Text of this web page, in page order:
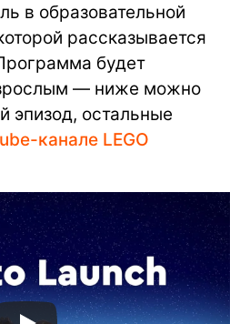
в образовательной
рассказывается
будет
— ниже можно
эпизод, остальные
канале LEGO